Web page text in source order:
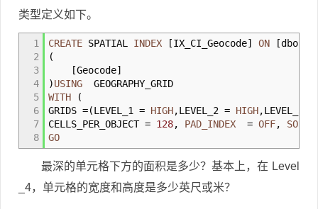
类型定义如下。
1
2
3
4
5
6
7
8
CREATE SPATIAL INDEX [IX_CI_Geocode] ON [dbo
(
[Geocode]
)USING GEOGRAPHY_GRID
WITH
(
GRIDS =(LEVEL_1 = HIGH,LEVEL_2 = HIGH,LEVEL_3
CELLS_PER_OBJECT = 128, PAD_INDEX = OFF,
GO
最深的单元格下方的面积是多少？基本上，在 Level
_4，单元格的宽度和高度是多少英尺或米？